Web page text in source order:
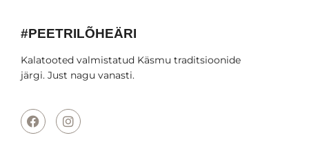
#PEETRILÕHEÄRI
Kalatooted valmistatud Käsmu traditsioonide
järgi. Just nagu vanasti.